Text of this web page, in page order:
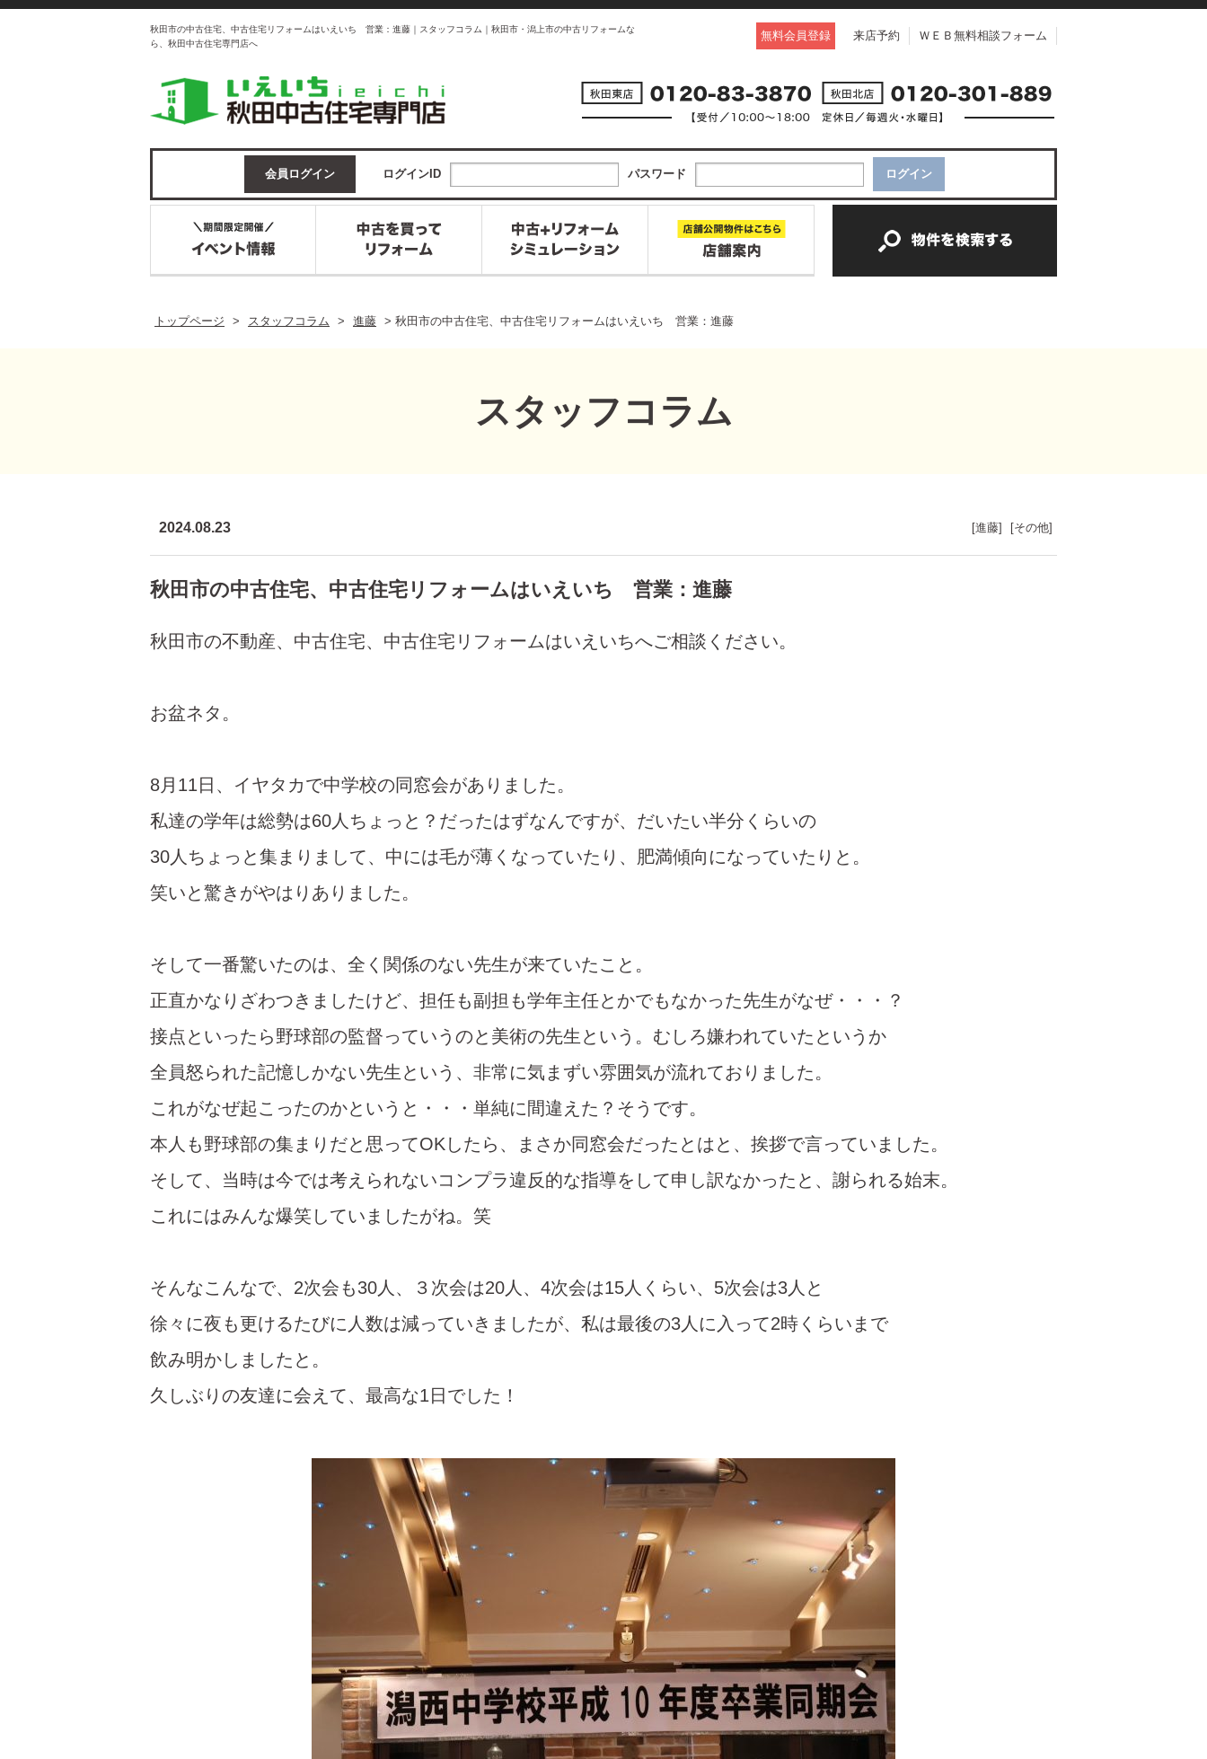
秋田市の中古住宅、中古住宅リフォームはいえいち 営業：進藤｜スタッフコラム｜秋田市・潟上市の中古リフォームな
ら、秋田中古住宅専門店へ
無料会員登録 来店予約 ＷＥＢ無料相談フォーム
会員ログイン ログインID パスワード
トップページ
> スタッフコラム > 進藤 > 秋田市の中古住宅、中古住宅リフォームはいえいち 営業：進藤
スタッフコラム
2024.08.23 [進藤] [その他]
秋田市の中古住宅、中古住宅リフォームはいえいち 営業：進藤
秋田市の不動産、中古住宅、中古住宅リフォームはいえいちへご相談ください。
お盆ネタ。
8月11日、イヤタカで中学校の同窓会がありました。
私達の学年は総勢は60人ちょっと？だったはずなんですが、だいたい半分くらいの
30人ちょっと集まりまして、 中には毛が薄くなっていたり、肥満傾向になっていたりと。
笑いと驚きがやはりありました。
そして一番驚いたのは、全く関係のない先生が来ていたこと。
正直かなりざわつきましたけど、担任も副担も学年主任とかでもなかった先生がなぜ・・・？
接点といったら野球部の監督っていうのと美術の先生という。むしろ嫌われていたというか
全員怒られた記憶しかない先生という、非常に気まずい雰囲気が流れておりました。
これがなぜ起こったのかというと・・・単純に間違えた？そうです。
本人も野球部の集まりだと思ってOKしたら、まさか同窓会だったとはと、挨拶で言っていました。
そして、当時は今では考えられないコンプラ違反的な指導をして申し訳なかったと、謝られる始末。
これにはみんな爆笑していましたがね。笑
そんなこんなで、2次会も30人、３次会は20人、4次会は15人くらい、5次会は3人と
徐々に夜も更けるたびに人数は減っていきましたが、私は最後の3人に入って2時くらいまで
飲み明かしましたと。
久しぶりの友達に会えて、最高な1日でした！